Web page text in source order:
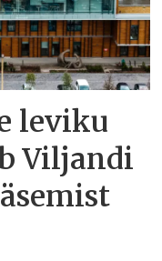
leviku
Viljandi